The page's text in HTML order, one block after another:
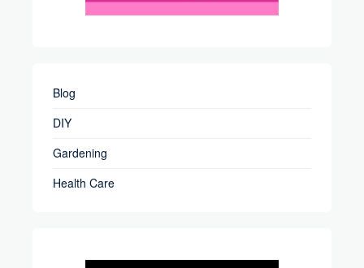
Blog
DIY
Gardening
Health Care